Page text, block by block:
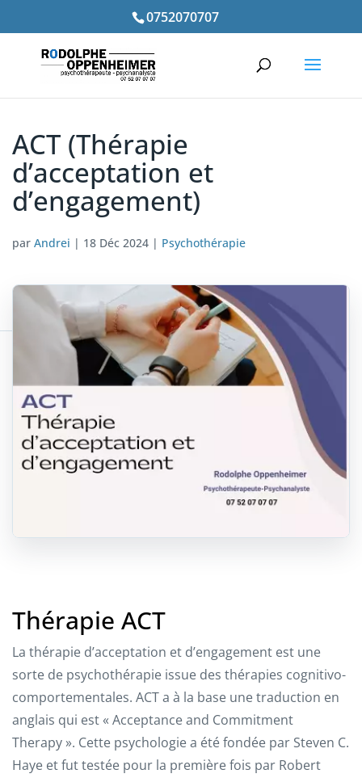
0752070707
ACT (Thérapie
d’acceptation et
d’engagement)
par Andrei | 18 Déc 2024 | Psychothérapie
Thérapie ACT
La thérapie d’acceptation et d’engagement est une
sorte de psychothérapie issue des thérapies cognitivo-
comportementales. ACT a à la base une traduction en
anglais qui est « Acceptance and Commitment
Therapy ». Cette psychologie a été fondée par Steven C.
Haye et fut testée pour la première fois par Robert